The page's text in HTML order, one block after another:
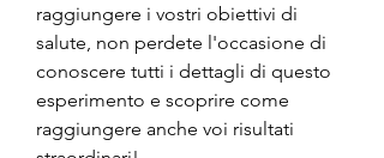
raggiungere i vostri obiettivi di
salute, non perdete l'occasione di
conoscere tutti i dettagli di questo
esperimento e scoprire come
raggiungere anche voi risultati